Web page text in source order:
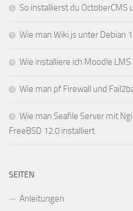
So installierst du OctoberCMS
Wie man Wiki.js unter Debian
Wie installiere ich Moodle
Wie man pf Firewall und
Wie man Seafile Server mit
FreeBSD 12.0 installiert
SEITEN
Anleitungen